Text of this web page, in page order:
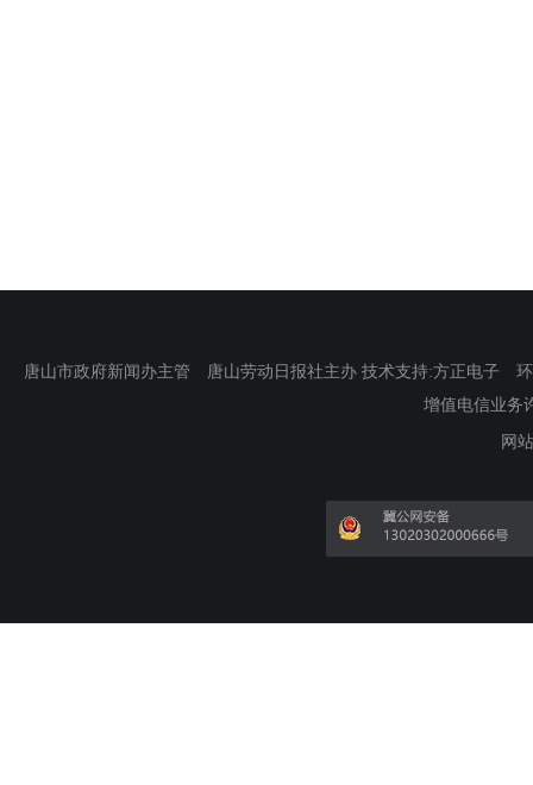
唐山市政府新闻办主管 唐山劳动日报社主办 技术支持:方正电子
增值电信业务
网